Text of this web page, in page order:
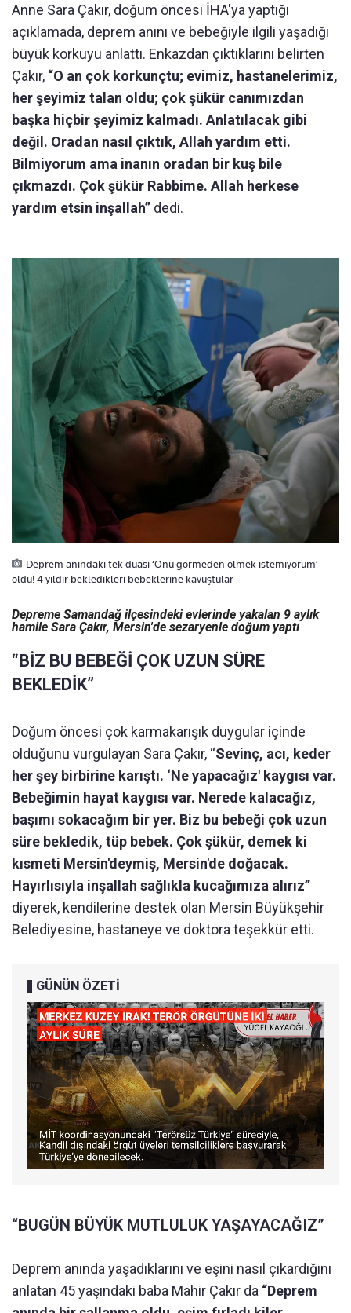
Anne Sara Çakır, doğum öncesi İHA'ya yaptığı
açıklamada, deprem anını ve bebeğiyle ilgili yaşadığı
büyük korkuyu anlattı. Enkazdan çıktıklarını belirten
Çakır, “O an çok korkunçtu; evimiz, hastanelerimiz,
her şeyimiz talan oldu; çok şükür canımızdan
başka hiçbir şeyimiz kalmadı. Anlatılacak gibi
değil. Oradan nasıl çıktık, Allah yardım etti.
Bilmiyorum ama inanın oradan bir kuş bile
çıkmazdı. Çok şükür Rabbime. Allah herkese
yardım etsin inşallah” dedi.
Deprem anındaki tek duası ‘Onu görmeden ölmek istemiyorum’
oldu! 4 yıldır bekledikleri bebeklerine kavuştular
Depreme Samandağ ilçesindeki evlerinde yakalan 9 aylık
hamile Sara Çakır, Mersin'de sezaryenle doğum yaptı
“BİZ BU BEBEĞİ ÇOK UZUN SÜRE
BEKLEDİK”
Doğum öncesi çok karmakarışık duygular içinde
olduğunu vurgulayan Sara Çakır, “Sevinç, acı, keder
her şey birbirine karıştı. ‘Ne yapacağız' kaygısı var.
Bebeğimin hayat kaygısı var. Nerede kalacağız,
başımı sokacağım bir yer. Biz bu bebeği çok uzun
süre bekledik, tüp bebek. Çok şükür, demek ki
kısmeti Mersin'deymiş, Mersin'de doğacak.
Hayırlısıyla inşallah sağlıkla kucağımıza alırız”
diyerek, kendilerine destek olan Mersin Büyükşehir
Belediyesine, hastaneye ve doktora teşekkür etti.
GÜNÜN ÖZETİ
“BUGÜN BÜYÜK MUTLULUK YAŞAYACAĞIZ”
Deprem anında yaşadıklarını ve eşini nasıl çıkardığını
anlatan 45 yaşındaki baba Mahir Çakır da “Deprem